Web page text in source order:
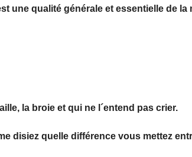
une qualité générale et essentielle de la
la broie et qui ne l´entend pas crier.
disiez quelle différence vous mettez